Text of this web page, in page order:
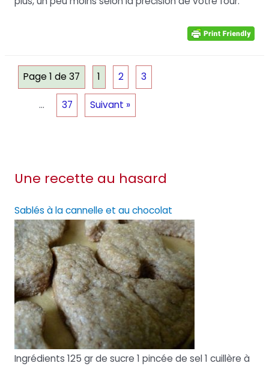
Page 1 de 37 1 2 3
… 37 Suivant »
Une recette au hasard
Sablés à la cannelle et au chocolat
Ingrédients 125 gr de sucre 1 pincée de sel 1 cuillère à